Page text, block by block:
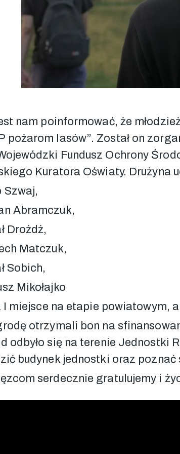
nam poinformować, że
pożarom lasów”. Został on
Fundusz Ochrony
Kuratora Oświaty. Drużyna
Szwaj,
Abramczuk,
Drożdż,
Matczuk,
Sobich,
Mikołajko
I miejsce na etapie powiatowym,
otrzymali bon na
odbyło się na terenie Jednostki
budynek jednostki oraz
serdecznie gratulujemy i